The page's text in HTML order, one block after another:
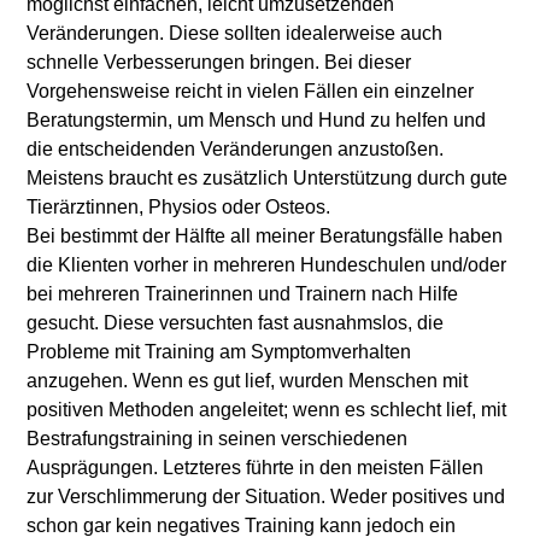
möglichst einfachen, leicht umzusetzenden
Veränderungen. Diese sollten idealerweise auch
schnelle Verbesserungen bringen. Bei dieser
Vorgehensweise reicht in vielen Fällen ein einzelner
Beratungstermin, um Mensch und Hund zu helfen und
die entscheidenden Veränderungen anzustoßen.
Meistens braucht es zusätzlich Unterstützung durch gute
Tierärztinnen, Physios oder Osteos.
Bei bestimmt der Hälfte all meiner Beratungsfälle haben
die Klienten vorher in mehreren Hundeschulen und/oder
bei mehreren Trainerinnen und Trainern nach Hilfe
gesucht. Diese versuchten fast ausnahmslos, die
Probleme mit Training am Symptomverhalten
anzugehen. Wenn es gut lief, wurden Menschen mit
positiven Methoden angeleitet; wenn es schlecht lief, mit
Bestrafungstraining in seinen verschiedenen
Ausprägungen. Letzteres führte in den meisten Fällen
zur Verschlimmerung der Situation. Weder positives und
schon gar kein negatives Training kann jedoch ein